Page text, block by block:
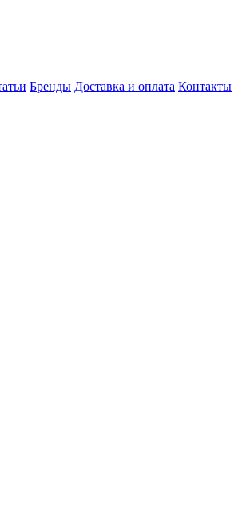
Бренды Доставка и оплата Контакты